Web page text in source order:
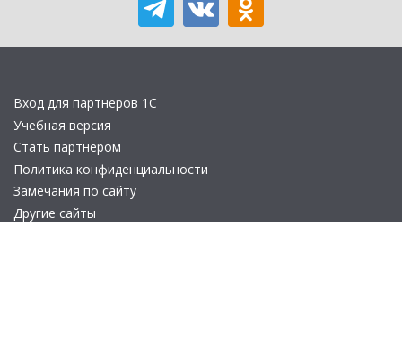
Вход для партнеров 1С
Учебная версия
Стать партнером
Политика конфиденциальности
Замечания по сайту
Другие сайты